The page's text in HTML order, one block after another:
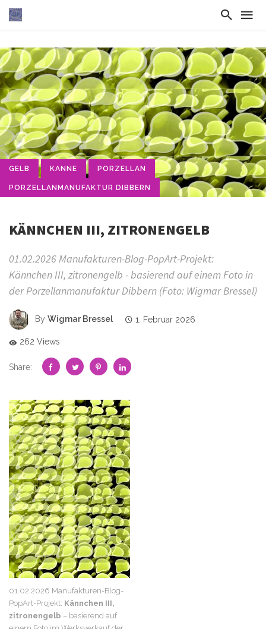
GELB KANNE PORZELLAN
PORZELLANMANUFAKTUR DIBBERN
KÄNNCHEN III, ZITRONENGELB
01.02.2026 Manufakturen-Blog-PopArt-Projekt:
Kännchen III, zitronengelb - basierend auf einem Foto in
der Porzellanmanufaktur Dibbern (Foto: Wigmar Bressel)
By Wigmar Bressel 1. Februar 2026
262 Views
Share:
01.02.2026 Manufakturen-Blog-
PopArt-Projekt: Kännchen III,
zitronengelb – basierend auf